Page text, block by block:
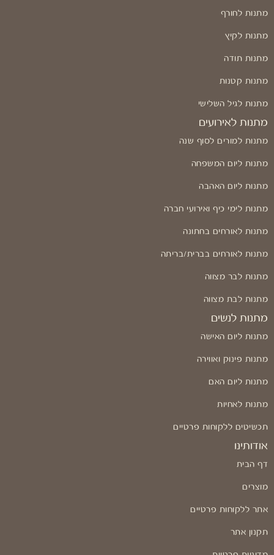
מתנות לחורף
מתנות לקיץ
מתנות תודה
מתנות קטנות
מתנות לגיל השלישי
מתנות לאירועים
מתנות למורים לסוף שנה
מתנות ליום המשפחה
מתנות ליום האהבה
מתנות לימי כיף ואירועי חברה
מתנות לאורחים בחתונה
מתנות לאורחים בברית/בריתה
מתנות לבר מצווה
מתנות לבת מצווה
מתנות לנשים
מתנות ליום האישה
מתנות פינוק ואווירה
מתנות ליום האם
מתנות לאחיות
תכשיטים ללקוחות פרטיים
אודותינו
דף הבית
מוצרים
אתר ללקוחות פרטיים
תקנון אתר